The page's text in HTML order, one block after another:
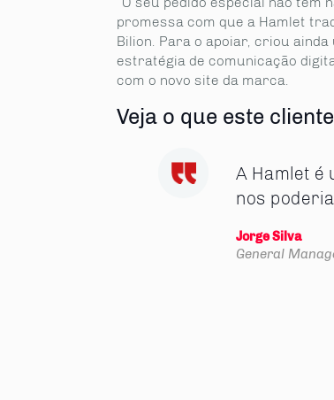
promessa com que a Hamlet
Bilion. Para o apoiar, criou
estratégia de comunicação
com o novo site da marca.
Veja o que este
A Hamlet é
nos
Jorge Silva
General